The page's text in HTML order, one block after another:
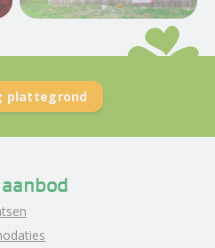
Meer foto's en video's
plattegrond